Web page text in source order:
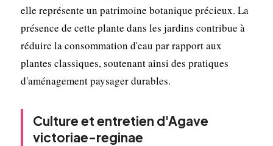
elle représente un patrimoine botanique précieux. La
présence de cette plante dans les jardins contribue à
réduire la consommation d'eau par rapport aux
plantes classiques, soutenant ainsi des pratiques
d'aménagement paysager durables.
Culture et entretien d'Agave
victoriae-reginae